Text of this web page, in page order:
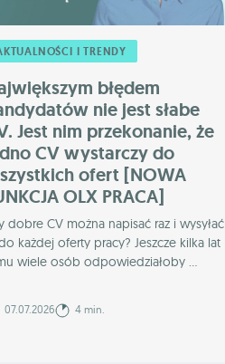
I TRENDY
błędem
nie jest słabe
Jest nim przekonanie, że
CV wystarczy do
ofert [NOWA
OLX PRACA]
dobre CV można napisać raz i wysyłać
każdej oferty pracy? Jeszcze kilka lat
wiele osób odpowiedziałoby ...
07.07.2026 4 min.